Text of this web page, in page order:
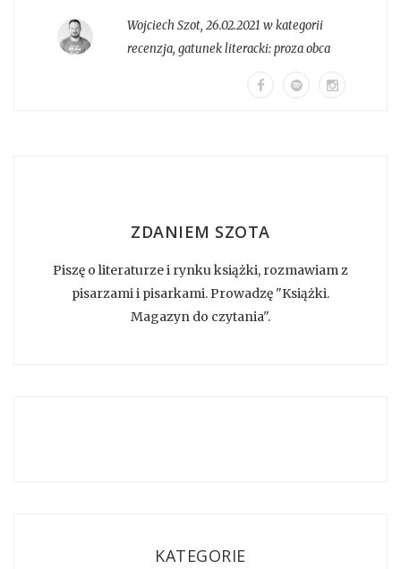
Wojciech Szot, 26.02.2021 w kategorii
recenzja, gatunek literacki:proza obca
ZDANIEM SZOTA
Piszę o literaturze i rynku książki, rozmawiam z
pisarzami i pisarkami. Prowadzę "Książki.
Magazyn do czytania".
KATEGORIE